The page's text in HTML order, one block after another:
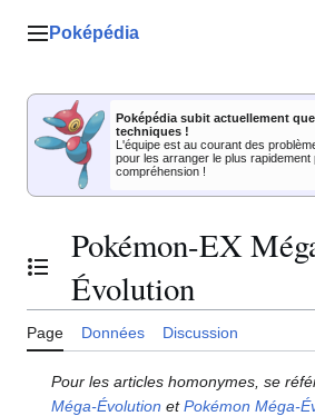
Menu principal
Poképédia
Poképédia subit actuellement
techniques !
L'équipe est au courant des
pour les arranger le plus
compréhension !
Basculer la table des matières
Pokémon-EX
Évolution
Page Données Discussion
Pour les articles homonymes, se
Méga-Évolution etPokémon Méga-